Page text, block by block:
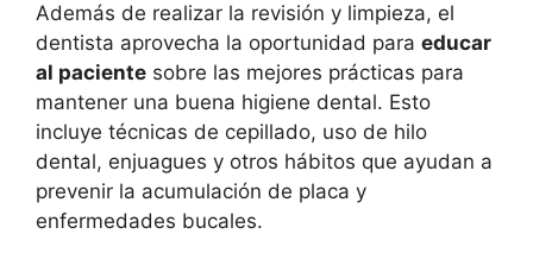
Además de realizar la revisión y limpieza, el
dentista aprovecha la oportunidad para educar
al paciente sobre las mejores prácticas para
mantener una buena higiene dental. Esto
incluye técnicas de cepillado, uso de hilo
dental, enjuagues y otros hábitos que ayudan a
prevenir la acumulación de placa y
enfermedades bucales.